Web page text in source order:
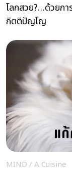
โลกสวย?…ด้วยก
กิตติปัญโญ
MIND / A Cuisine